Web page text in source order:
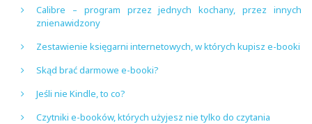
Calibre – program przez jednych kochany, przez innych
znienawidzony
Zestawienie księgarni internetowych, w których kupisz e-booki
Skąd brać darmowe e-booki?
Jeśli nie Kindle, to co?
Czytniki e-booków, których użyjesz nie tylko do czytania